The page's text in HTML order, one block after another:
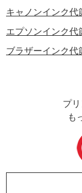
キャノンインク代
エプソンインク代
ブラザーインク代
プ
も